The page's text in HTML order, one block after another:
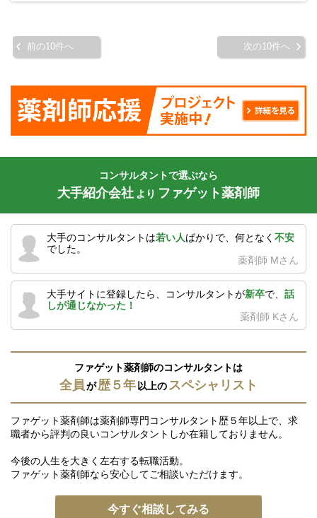
前の10件へ 次の10件へ
コンサルタントで選ぶなら
大手紹介会社 より ファゲット薬剤師
大手のコンサルタントは若い人ばかりで、何となく 不安
でした。
薬剤師 Mさん
大手サイトに登録したら、コンサルタントが新卒で、 話
しが通じなかった！
薬剤師 Kさん
ファゲット薬剤師のコンサルタントは
全員が歴５年 以上の スペシャリスト
ファゲット薬剤師は薬剤師専門コンサルタント歴５年以上で、求
職者から評判の良いコンサルタントしか在籍しておりません。
今後の人生を大きく左右する転職活動。
ファゲット薬剤師なら安心してご相談いただけます。
今すぐ相談してみる